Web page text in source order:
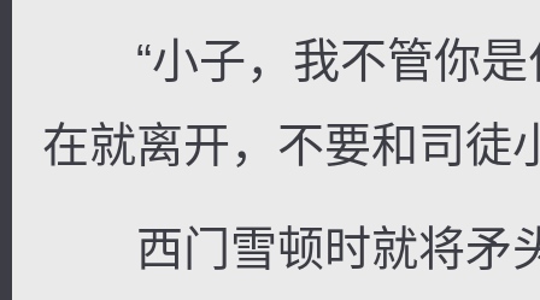
“小子，我不管你是
在就离开，不要和司徒
西门雪顿时就将矛